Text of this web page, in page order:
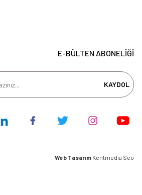
E-BÜLTEN ABONELİĞİ
KAYDOL
Web Tasarım Kentmedia Seo